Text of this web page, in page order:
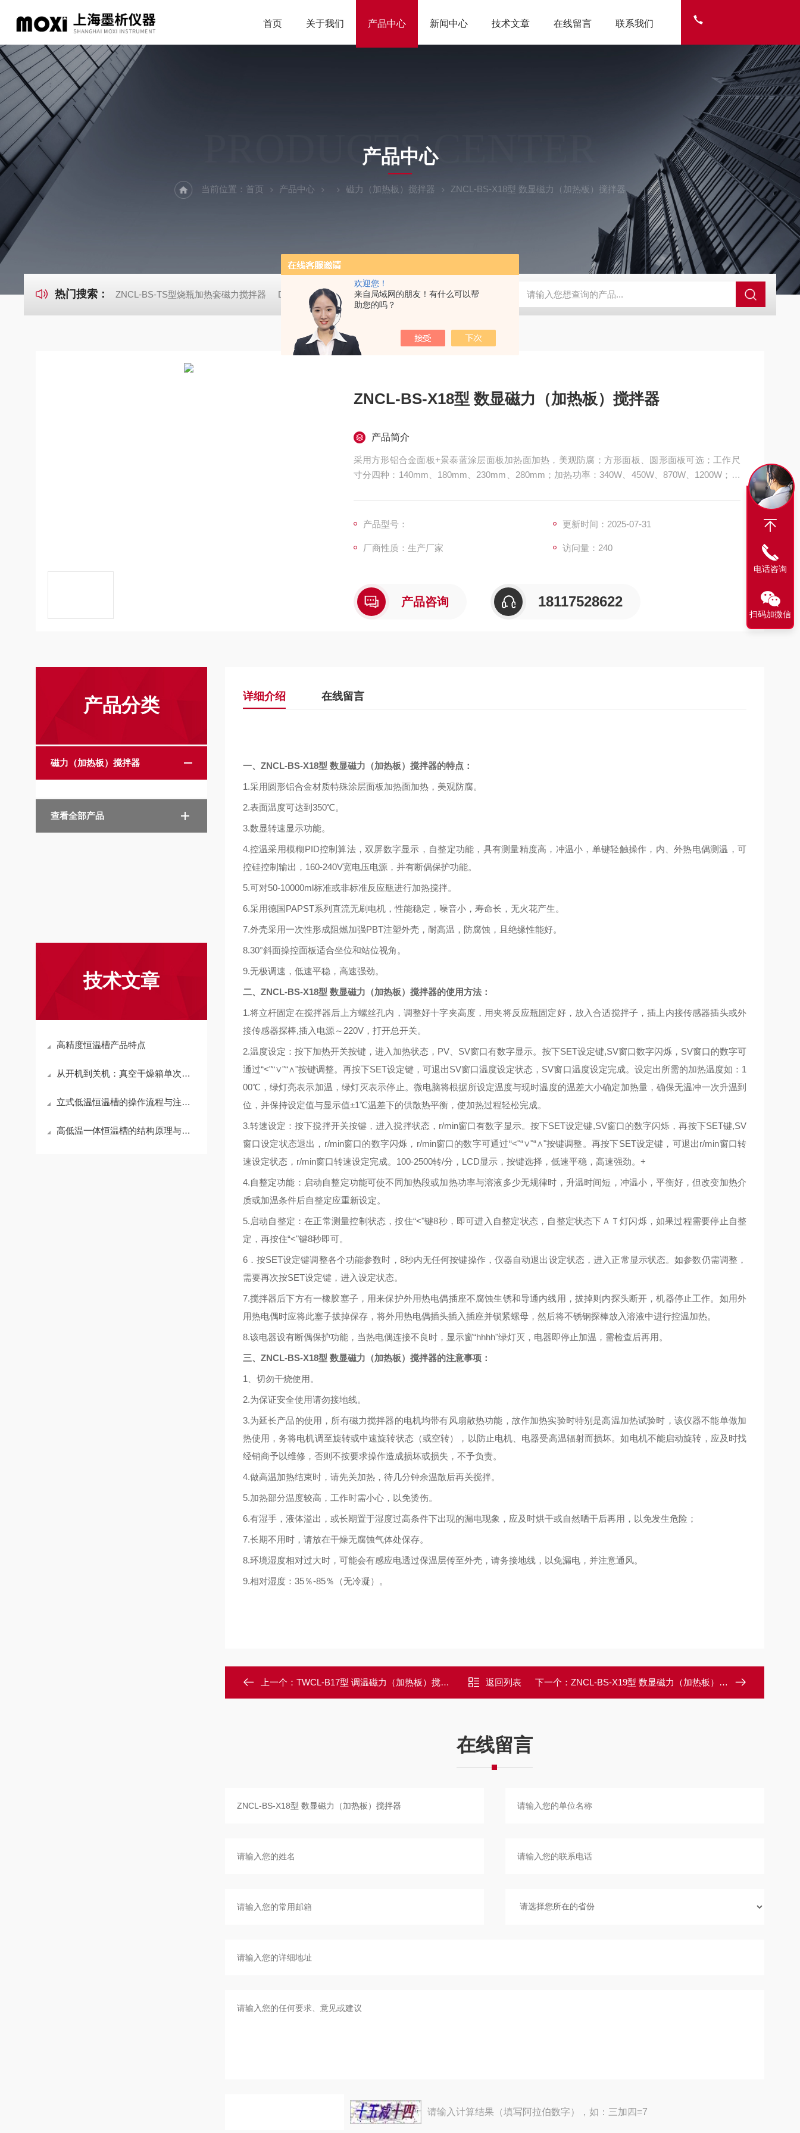
欢迎您！
来自局域网的朋友！有什么可以帮
助您的吗？
首页 关于我们 产品中心 新闻中心 技术文章 在线留言 联系我们
PRODUCTS CENTER
产品中心
当前位置： 首页 产品中心 磁力（加热板）搅拌器 ZNCL-BS-X18型 数显磁力（加热板）搅拌器
热门搜索： ZNCL-BS-TS型烧瓶加热套磁力搅拌器 DC-0506C程序控温恒温槽 DC-0506-II高低温一体恒温槽 SC系列单加热恒温槽 GX-2020高温循环器 HX系列低温恒温循环
ZNCL-BS-X18型 数显磁力（加热板）搅拌器
产品简介
采用方形铝合金面板+景泰蓝涂层面板加热面加热，美观防腐；方形面板、圆形面板可选；工作尺
寸分四种：140mm、180mm、230mm、280mm；加热功率：340W、450W、870W、1200W；控
产品型号：
更新时间：2025-07-31
厂商性质：生产厂家 访问量：240
产品咨询 18117528622
产品分类
磁力（加热板）搅拌器
查看全部产品
技术文章
高精度恒温槽产品特点
从开机到关机：真空干燥箱单次测量完整操作指南
立式低温恒温槽的操作流程与注意事项：从加液到设定的完整指南
高低温一体恒温槽的结构原理与操作维护全解析
详细介绍 在线留言
一、 ZNCL-BS-X18型 数显磁力（加热板）搅拌器的特点 ：
1.采用圆形铝合金材质特殊涂层面板加热面加热，美观防腐。
2.表面温度可达到 350℃。
3.数显转速显示功能。
4.控温采用模糊PID控制算法，双屏数字显示，自整定功能，具有测量精度高，冲温小，单键轻触操作，内、外热电偶测温，可
控硅控制输出， 160-240V宽电压电源，并有断偶保护功能。
5.可对50-10000ml标准或非标准反应瓶进行加热搅拌。
6.采用德国PAPST系列直流无刷电机，性能稳定，噪音小，寿命长，无火花产生。
7.外壳采用一次性形成阻燃加强PBT注塑外壳，耐高温，防腐蚀，且绝缘性能好。
8.30°斜面操控面板适合坐位和站位视角。
9.无极调速，低速平稳，高速强劲。
二、 ZNCL-BS-X18型 数显磁力（加热板）搅拌器的使用方法：
1.将立杆固定在搅拌器后上方螺丝孔内，调整好十字夹高度，用夹将反应瓶固定好，放入合适搅拌子，插上内接传感器插头或外
接传感器探棒,插入电源～220V，打开总开关。
2.温度设定：按下加热开关按键，进入加热状态， PV SV窗口有数字显示。按下SET设定键,SV窗口数字闪烁， SV窗口的数字可
通过“<"“∨"“∧"按键调整。再按下SET设定键，可退出SV窗口温度设定状态， SV窗口温度设定完成。设定出所需的加热温度如： 1
00℃ ，绿灯亮表示加温，绿灯灭表示停止。微电脑将根据所设定温度与现时温度的温差大小确定加热量，确保无温冲一次升温到
位，并保持设定值与显示值±1℃温差下的供散热平衡，使加热过程轻松完成。
3.转速设定：按下搅拌开关按键，进入搅拌状态， r/min窗口有数字显示。按下SET设定键,SV窗口的数字闪烁，再按下SET键,SV
窗口设定状态退出， r/min窗口的数字闪烁， r/min窗口的数字可通过“<"“∨"“∧"按键调整。再按下SET设定键，可退出r/min窗口转
速设定状态， r/min窗口转速设定完成。 100-2500转/分， LCD显示，按键选择，低速平稳，高速强劲。 +
4.自整定功能：启动自整定功能可使不同加热段或加热功率与溶液多少无规律时，升温时间短，冲温小，平衡好，但改变加热介
质或加温条件后自整定应重新设定。
5.启动自整定：在正常测量控制状态，按住“<"键8秒，即可进入自整定状态，自整定状态下ＡＴ灯闪烁，如果过程需要停止自整
定，再按住“<"键8秒即可。
6．按SET设定键调整各个功能参数时， 8秒内无任何按键操作，仪器自动退出设定状态，进入正常显示状态。如参数仍需调整，
需要再次按SET设定键，进入设定状态。
7.搅拌器后下方有一橡胶塞子，用来保护外用热电偶插座不腐蚀生锈和导通内线用，拔掉则内探头断开，机器停止工作。如用外
用热电偶时应将此塞子拔掉保存，将外用热电偶插头插入插座并锁紧螺母，然后将不锈钢探棒放入溶液中进行控温加热。
8.该电器设有断偶保护功能，当热电偶连接不良时，显示窗“hhhh"绿灯灭，电器即停止加温，需检查后再用。
三、 ZNCL-BS-X18型 数显磁力（加热板）搅拌器的注意事项：
1、切勿干烧使用。
2.为保证安全使用请勿接地线。
3.为延长产品的使用，所有磁力搅拌器的电机均带有风扇散热功能，故作加热实验时特别是高温加热试验时，该仪器不能单做加
热使用，务将电机调至旋转或中速旋转状态（或空转），以防止电机、电器受高温辐射而损坏。如电机不能启动旋转，应及时找
经销商予以维修，否则不按要求操作造成损坏或损失，不予负责。
4.做高温加热结束时，请先关加热，待几分钟余温散后再关搅拌。
5.加热部分温度较高，工作时需小心，以免烫伤。
6.有湿手，液体溢出，或长期置于湿度过高条件下出现的漏电现象，应及时烘干或自然晒干后再用，以免发生危险；
7.长期不用时，请放在干燥无腐蚀气体处保存。
8.环境湿度相对过大时，可能会有感应电透过保温层传至外壳，请务接地线，以免漏电，并注意通风。
9.相对湿度： 35％-85％（无冷凝）。
上一个： TWCL-B17型 调温磁力（加热板）搅拌器2 返回列表 下一个： ZNCL-BS-X19型 数显磁力（加热板）搅拌器
在线留言
请输入计算结果（填写阿拉伯数字），如：三加四=7
电话咨询
扫码加微信